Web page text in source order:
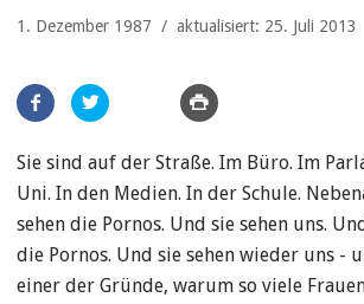
1. Dezember 1987 / aktualisiert: 25. Juli 2013
Artikel
teilen
Sie sind auf der Straße. Im Büro. Im
Uni. In den Medien. In der Schule.
sehen die Pornos. Und sie sehen uns.
die Pornos. Und sie sehen wieder uns -
einer der Gründe, warum so viele